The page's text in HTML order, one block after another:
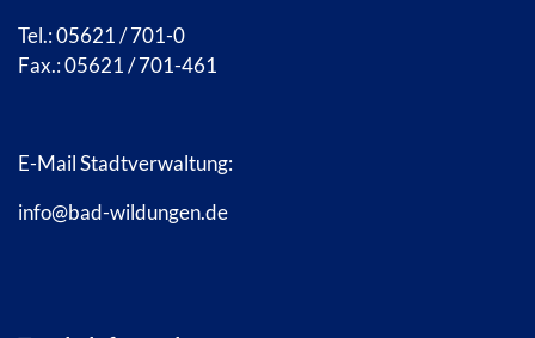
Tel.: 05621 / 701-0
Fax.: 05621 / 701-461
E-Mail Stadtverwaltung:
info@bad-wildungen.de